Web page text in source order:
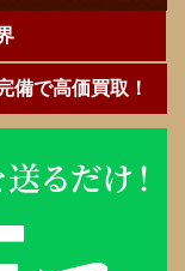
備で高価買取！